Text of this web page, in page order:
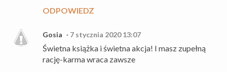
ODPOWIEDZ
Gosia 7 stycznia 2020 13:07
Świetna książka i świetna akcja! I masz zupełną
rację-karma wraca zawsze